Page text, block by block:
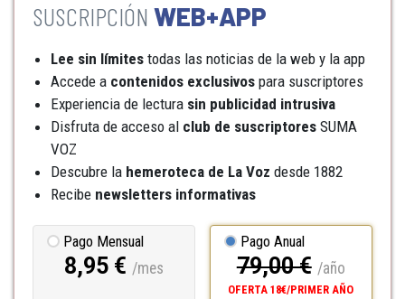
WEB+APP
Lee sin límites todas las noticias de la web y la app
Accede a contenidos exclusivos para suscriptores
Experiencia de lectura sin publicidad intrusiva
Disfruta de acceso al club de suscriptores SUMA
VOZ
Descubre la hemeroteca de La Voz desde 1882
Recibe newsletters informativas
Pago Mensual
8,95 € /mes
Pago Anual
79,00 € /año
OFERTA 18€/PRIMER AÑO